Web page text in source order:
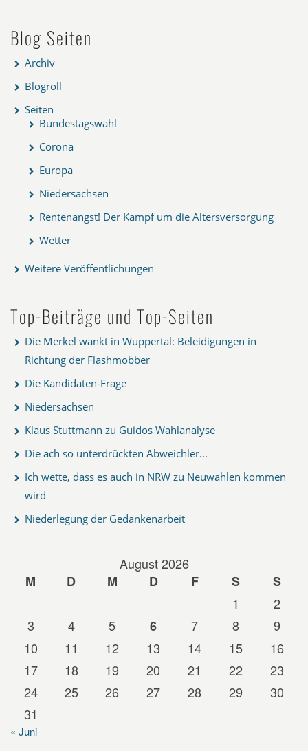
Blog Seiten
Archiv
Blogroll
Seiten
Bundestagswahl
Corona
Europa
Niedersachsen
Rentenangst! Der Kampf um die Altersversorgung
Wetter
Weitere Veröffentlichungen
Top-Beiträge und Top-Seiten
Die Merkel wankt in Wuppertal: Beleidigungen in
Richtung der Flashmobber
Die Kandidaten-Frage
Niedersachsen
Klaus Stuttmann zu Guidos Wahlanalyse
Die ach so unterdrückten Abweichler...
Ich wette, dass es auch in NRW zu Neuwahlen kommen
wird
Niederlegung der Gedankenarbeit
August 2026
M
D M D F S
S
1
2
3
4 5 6 7 8
9
10
11 12 13 14 15
16
17
18 19 20 21 22
23
24
25 26 27 28 29
30
31
« Juni